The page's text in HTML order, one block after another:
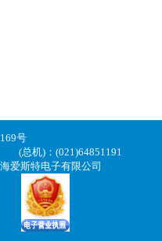
号
(总机)：(021)64851191
爱斯特电子有限公司